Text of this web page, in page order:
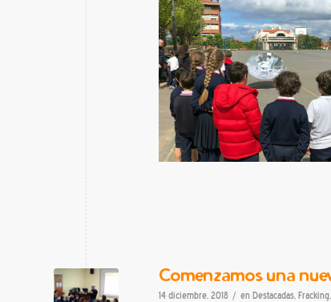
Comenzamos una
14 diciembre, 2018 / en Destacadas, Fracking,